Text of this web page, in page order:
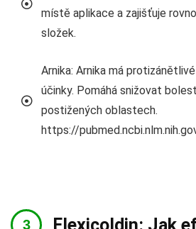
místě aplikace a zajišťuje
složek.
Arnika: Arnika má
účinky. Pomáhá snižovat
postižených oblastech.
https://